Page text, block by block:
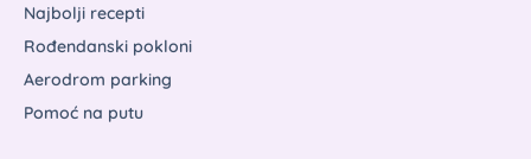
Najbolji recepti
Rođendanski pokloni
Aerodrom parking
Pomoć na putu